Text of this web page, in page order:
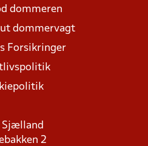
dommeren
dommervagt
Forsikringer
Sjælland
2